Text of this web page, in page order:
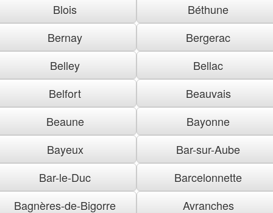
Blois
Béthune
Bernay
Bergerac
Belley
Bellac
Belfort
Beauvais
Beaune
Bayonne
Bayeux
Bar-sur-Aube
Bar-le-Duc
Barcelonnette
Bagnères-de-Bigorre
Avranches